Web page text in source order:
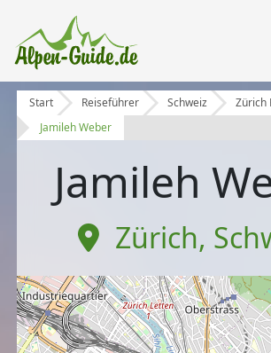
Start Reiseführer Schweiz
Zürich
Jamileh Weber
Jamileh
Zürich,